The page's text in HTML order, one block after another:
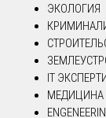
ЭКОЛОГИЯ
IT
МЕДИЦИНА